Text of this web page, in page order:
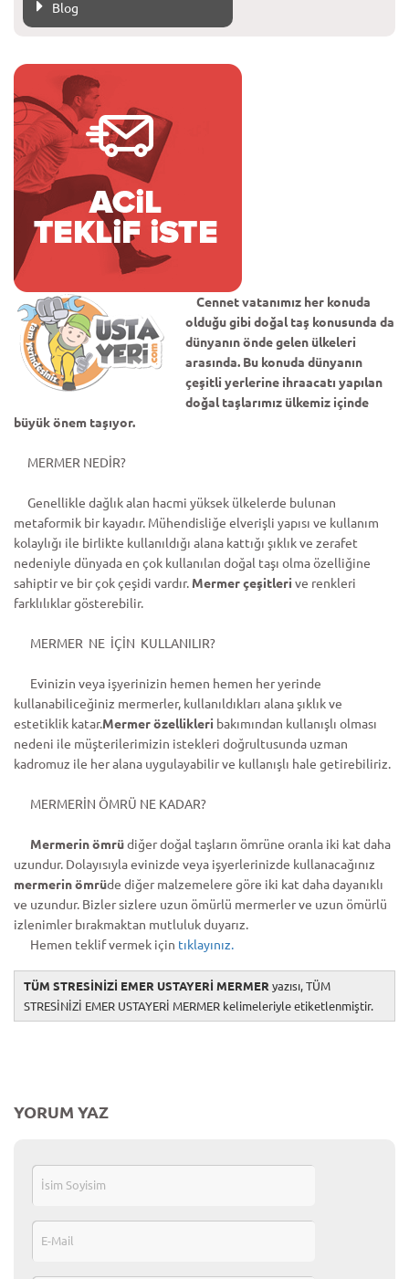
Blog
Cennet vatanımız her konuda
olduğu gibi doğal taş konusunda da
dünyanın önde gelen ülkeleri
arasında. Bu konuda dünyanın
çeşitli yerlerine ihraacatı yapılan
doğal taşlarımız ülkemiz içinde
büyük önem taşıyor.
MERMER NEDİR?
Genellikle dağlık alan hacmi yüksek ülkelerde bulunan
metaformik bir kayadır. Mühendisliğe elverişli yapısı ve kullanım
kolaylığı ile birlikte kullanıldığı alana kattığı şıklık ve zerafet
nedeniyle dünyada en çok kullanılan doğal taşı olma özelliğine
sahiptir ve bir çok çeşidi vardır. Mermer çeşitleri ve renkleri
farklılıklar gösterebilir.
MERMER NE İÇİN KULLANILIR?
Evinizin veya işyerinizin hemen hemen her yerinde
kullanabiliceğiniz mermerler, kullanıldıkları alana şıklık ve
estetiklik katar.Mermer özellikleri bakımından kullanışlı olması
nedeni ile müşterilerimizin istekleri doğrultusunda uzman
kadromuz ile her alana uygulayabilir ve kullanışlı hale getirebiliriz.
MERMERİN ÖMRÜ NE KADAR?
Mermerin ömrüdiğer doğal taşların ömrüne oranla iki kat daha
uzundur. Dolayısıyla evinizde veya işyerlerinizde kullanacağınız
mermerin ömrüde diğer malzemelere göre iki kat daha dayanıklı
ve uzundur. Bizler sizlere uzun ömürlü mermerler ve uzun ömürlü
izlenimler bırakmaktan mutluluk duyarız.
Hemen teklif vermek için tıklayınız.
TÜM STRESİNİZİ EMER USTAYERİ MERMER yazısı, TÜM
STRESİNİZİ EMER USTAYERİ MERMER kelimeleriyle etiketlenmiştir.
YORUM YAZ